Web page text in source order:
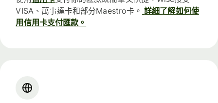
VISA、萬事達卡和部分Maestro卡。 詳細了解如何使
用信用卡支付匯款。